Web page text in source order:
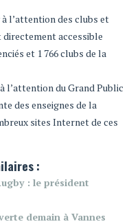
à l’attention des clubs et
directement accessible
et 1 766 clubs de la
l’attention du Grand Public
des enseignes de la
sites Internet de ces
:
: le président
demain à Vannes